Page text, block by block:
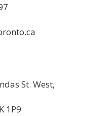
St. West,
1P9